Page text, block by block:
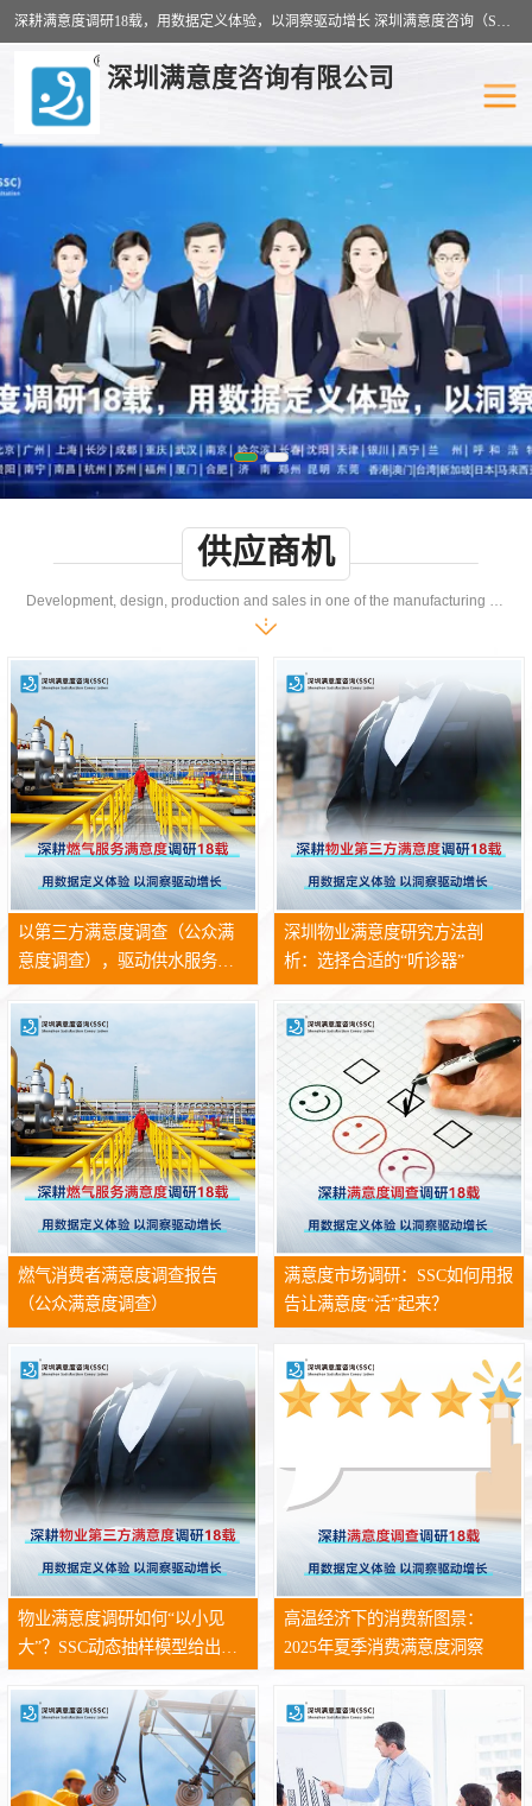
深耕满意度调研18载，用数据定义体验，以洞察驱动增长 深圳满意度咨询（SSC）：十八年专注，丈量每一份体验。
深圳满意度咨询有限公司
供应商机
Development, design, production and sales in one of the manufacturing enterprises
以第三方满意度调查（公众满
意度调查），驱动供水服务升
级
深圳物业满意度研究方法剖
析：选择合适的“听诊器”
燃气消费者满意度调查报告
（公众满意度调查）
满意度市场调研：SSC如何用报
告让满意度“活”起来？
物业满意度调研如何“以小见
大”？SSC动态抽样模型给出答
案
高温经济下的消费新图景：
2025年夏季消费满意度洞察
旅游景区满意度
客户满意度调查 医疗服务业满意度
公共事务满意度调查 餐饮业满意度调查
营商环境满意度 员工满意度
服务满意度调查 汽车行业满意度